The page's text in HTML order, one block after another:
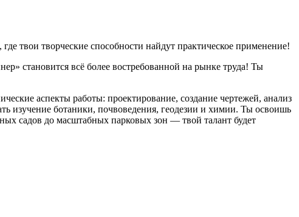
твои творческие способности найдут практическое применение!
становится всё более востребованной на рынке труда! Ты
аспекты работы: проектирование, создание чертежей, анализ
изучение ботаники, почвоведения, геодезии и химии. Ты освоишь
садов до масштабных парковых зон — твой талант будет